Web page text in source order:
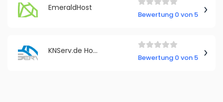
EmeraldHost
Bewertung 0 von 5
KNServ.de Hosting
Bewertung 0 von 5